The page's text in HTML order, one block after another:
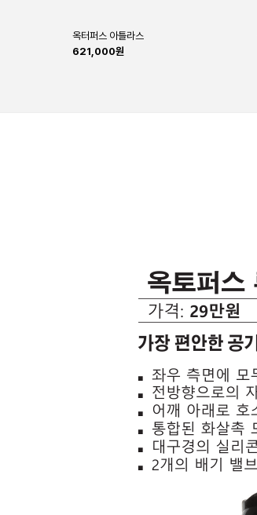
옥터퍼스 아틀라스
621,000원